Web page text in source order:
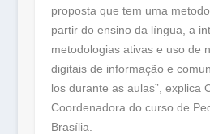
proposta que tem uma
partir do ensino da língua, a
metodologias ativas e uso de
digitais de informação e
los durante as aulas”, explica
Coordenadora do curso de
Brasília.